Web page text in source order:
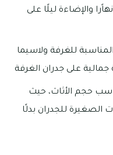
والإضاءة ليلًا على
للغرفة ولاسيما
على جدران الغرفة
حجم الأثاث، حيث
الصغيرة للجدران بدلًا